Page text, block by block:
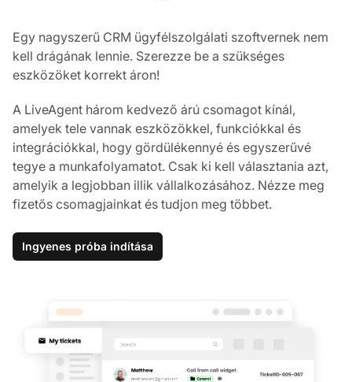
Egy nagyszerű CRM ügyfélszolgálati szoftvernek nem
kell drágának lennie. Szerezze be a szükséges
eszközöket korrekt áron!
A LiveAgent három kedvező árú csomagot kínál,
amelyek tele vannak eszközökkel, funkciókkal és
integrációkkal, hogy gördülékennyé és egyszerűvé
tegye a munkafolyamatot. Csak ki kell választania azt,
amelyik a legjobban illik vállalkozásához. Nézze meg
fizetős csomagjainkat és tudjon meg többet.
Ingyenes próba indítása